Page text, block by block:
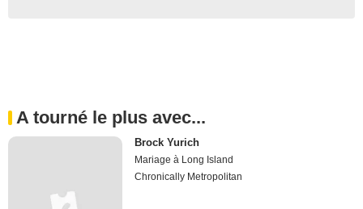
A tourné le plus avec...
Brock Yurich
Mariage à Long Island
Chronically Metropolitan